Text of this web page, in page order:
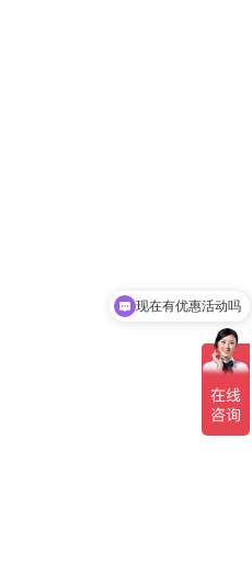
可以介绍下你们的产品么